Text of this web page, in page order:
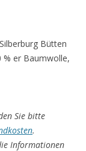
Bütten
% er Baumwolle,
Sie bitte
.
Informationen